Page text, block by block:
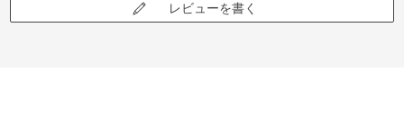
レビューを書く